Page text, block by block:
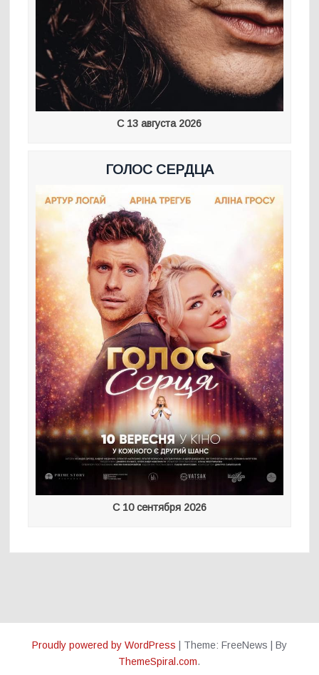
С 13 августа 2026
ГОЛОС СЕРДЦА
С 10 сентября 2026
Proudly powered by WordPress Theme: FreeNews
By
ThemeSpiral.com.